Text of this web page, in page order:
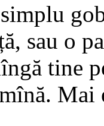
sau o
tine
Mai